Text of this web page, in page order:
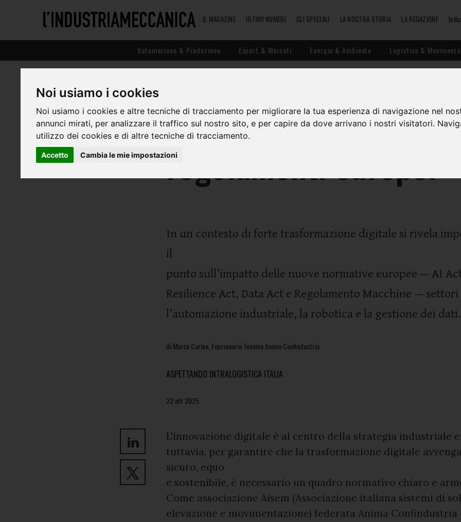
Noi usiamo i cookies
Noi usiamo i cookies e altre tecniche di tracciamento per migliorare la tua esperienza di navigazione nel
annunci mirati, per analizzare il traffico sul nostro sito, e per capire da dove arrivano i nostri visitatori.
utilizzo dei cookies e di altre tecniche di tracciamento.
Accetto Cambia le mie impostazioni
IL MAGAZINE ULTIMI NUMERI GLI SPECIALI LA NOSTRA STORIA LA REDAZIONE
Automazione & Produzione Export & Mercati Energia & Ambiente Logistica &
AI, cybersecurity e
regolamenti europei
In un contesto di forte trasformazione digitale si rivela
il
punto sull’impatto delle nuove normative europee — AI
Resilience Act, Data Act e Regolamento Macchine —
l’automazione industriale, la robotica e la gestione dei dati.
di Marco Carleo, Funzionario Tecnico Anima Confindustria
ASPETTANDO INTRALOGISTICA ITALIA
22 ott 2025
L'innovazione digitale è al centro della strategia industriale
tuttavia, per garantire che la trasformazione digitale
sicuro, equo
e sostenibile, è necessario un quadro normativo chiaro e
Come associazione Aisem (Associazione italiana sistemi di
elevazione e movimentazione) federata Anima